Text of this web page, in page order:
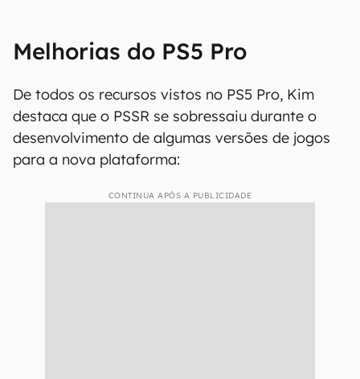
Melhorias do PS5 Pro
De todos os recursos vistos no PS5 Pro, Kim
destaca que o PSSR se sobressaiu durante o
desenvolvimento de algumas versões de jogos
para a nova plataforma:
CONTINUA APÓS A PUBLICIDADE